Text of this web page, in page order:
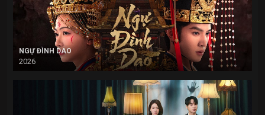
NGỰ ĐÌNH DAO
2026